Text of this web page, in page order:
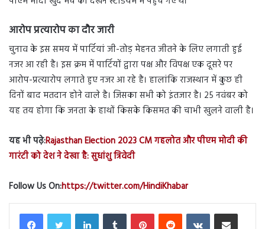
आरोप प्रत्यारोप का दौर जारी
चुनाव के इस समय में पार्टियां जी-तोड़ मेहनत जीतने के लिए लगाती हुई
नजर आ रही है। इस क्रम में पार्टियों द्वारा पक्ष और विपक्ष एक दूसरे पर
आरोप-प्रत्यारोप लगाते हुए नजर आ रहे है। हालांकि राजस्थान में कुछ ही
दिनों बाद मतदान होने वाले है। जिसका सभी को इंतजार है। 25 नवंबर को
यह तय होगा कि जनता के हाथों किसके किसमत की चाभी खुलने वाली है।
यह भी पढ़े:Rajasthan Election 2023 CM गहलोत और पीएम मोदी की
गारंटी को देश ने देखा है: सुधांशु त्रिवेदी
Follow Us On:https://twitter.com/HindiKhabar
LinkedInTumblr PinterestReddit VKontakteShare via Email